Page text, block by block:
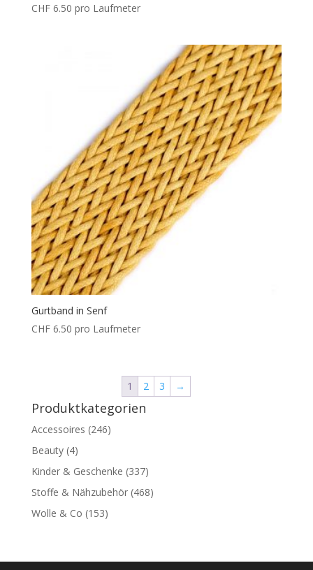
CHF6.50 pro Laufmeter
Gurtband in Senf
CHF6.50 pro Laufmeter
1 2 3 →
Produktkategorien
Accessoires (246)
Beauty (4)
Kinder & Geschenke (337)
Stoffe & Nähzubehör (468)
Wolle & Co (153)